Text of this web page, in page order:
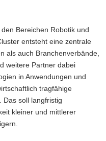
Bereichen Robotik und
entsteht eine zentrale
als auch Branchenverbände,
weitere Partner dabei
in Anwendungen und
tragfähige
Das soll langfristig
kleiner und mittlerer